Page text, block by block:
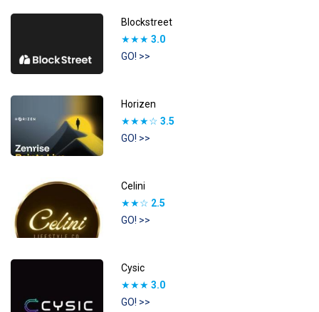
Blockstreet
★★★ 3.0
GO! >>
Horizen
★★★☆ 3.5
GO! >>
Celini
★★☆ 2.5
GO! >>
Cysic
★★★ 3.0
GO! >>